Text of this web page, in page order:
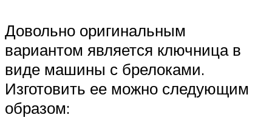
Довольно оригинальным
вариантом является ключница в
виде машины с брелоками.
Изготовить ее можно следующим
образом: